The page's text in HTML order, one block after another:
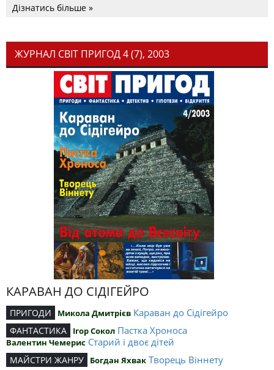
Дізнатись більше »
ЖУРНАЛ СВІТ ПРИГОД 4 (7), 2003
КАРАВАН ДО СІДІГЕЙРО
ПРИГОДИ Микола Дмитрієв Караван до Сідігейро
ФАНТАСТИКА Ігор Сокол Пастка Хроноса
Валентин Чемерис Старий і двоє дітей
МАЙСТРИ ЖАНРУ Богдан Яхвак Творець Віннету